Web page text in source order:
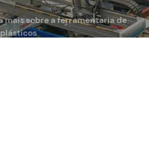
mais sobre a ferramentaria de